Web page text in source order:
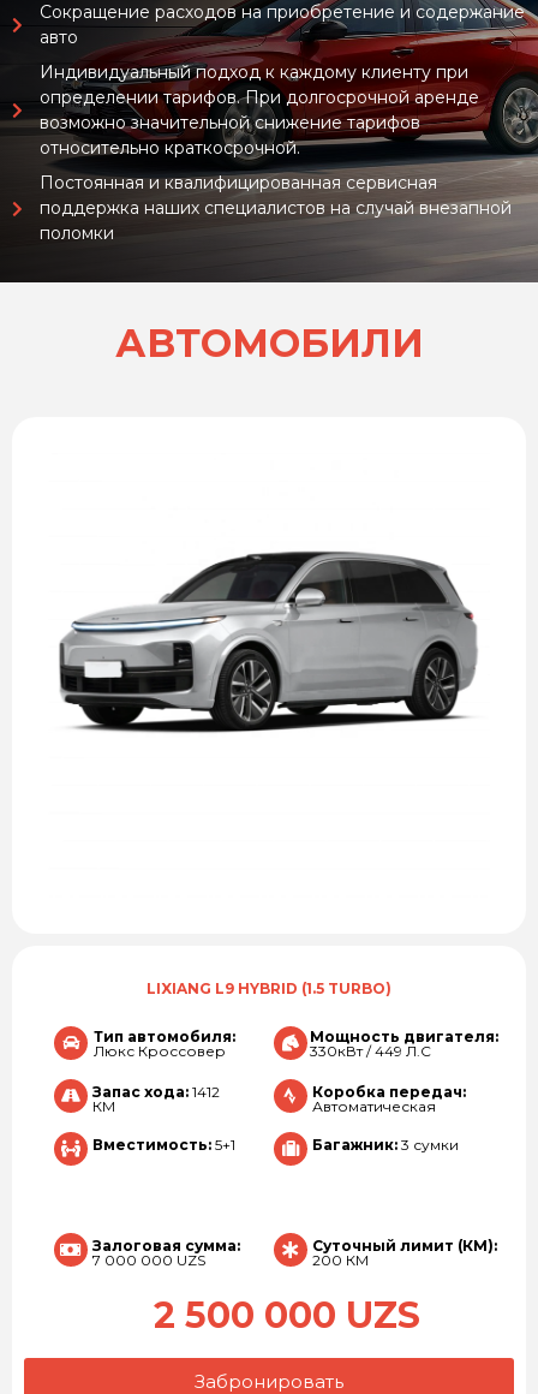
Сокращение расходов на приобретение и содержание
авто
Индивидуальный подход к каждому клиенту при
определении тарифов. При долгосрочной аренде
возможно значительной снижение тарифов
относительно краткосрочной.
Постоянная и квалифицированная сервисная
поддержка наших специалистов на случай внезапной
поломки
АВТОМОБИЛИ
LIXIANG L9 HYBRID (1.5 TURBO)
Тип автомобиля:
Люкс Кроссовер
Мощность двигателя:
330кВт / 449 Л.С
Запас хода: 1412
КМ
Коробка передач:
Автоматическая
Вместимость: 5+1 Багажник: 3 сумки
Залоговая сумма:
7 000 000 UZS
Суточный лимит (КМ):
200 КМ
2 500 000 UZS
Забронировать